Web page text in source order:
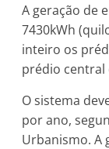
A geração de
7430kWh
inteiro os
prédio
O sistema
por ano,
Urbanismo. A